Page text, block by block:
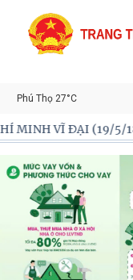
Phú Thọ 27°C
1890 - 19/5/2026)